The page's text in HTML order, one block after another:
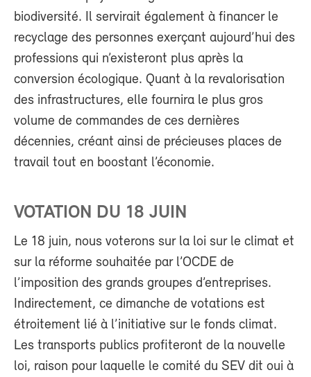
biodiversité. Il servirait également à financer le
recyclage des personnes exerçant aujourd’hui des
professions qui n’existeront plus après la
conversion écologique. Quant à la revalorisation
des infrastructures, elle fournira le plus gros
volume de commandes de ces dernières
décennies, créant ainsi de précieuses places de
travail tout en boostant l’économie.
VOTATION DU 18 JUIN
Le 18 juin, nous voterons sur la loi sur le climat et
sur la réforme souhaitée par l’OCDE de
l’imposition des grands groupes d’entreprises.
Indirectement, ce dimanche de votations est
étroitement lié à l’initiative sur le fonds climat.
Les transports publics profiteront de la nouvelle
loi, raison pour laquelle le comité du SEV dit oui à